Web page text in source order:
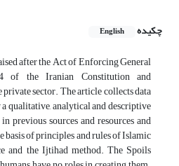
چکیده
English
after the Act of Enforcing General
of the Iranian Constitution and
sector. The article collects data
qualitative, analytical and descriptive
previous sources and resources and
basis of principles and rules of Islamic
and the Ijtihad method. The Spoils